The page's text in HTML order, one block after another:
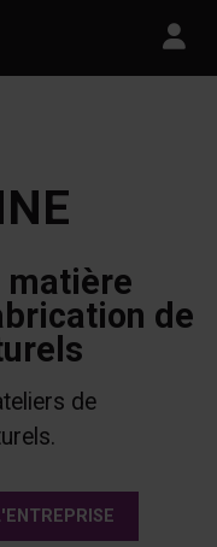
matière
de
de